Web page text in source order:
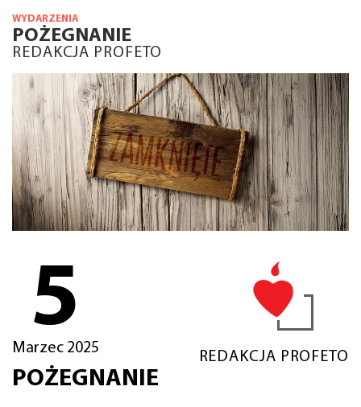
WYDARZENIA
POŻEGNANIE
REDAKCJA PROFETO
5
Marzec 2025
REDAKCJA PROFETO
POŻEGNANIE